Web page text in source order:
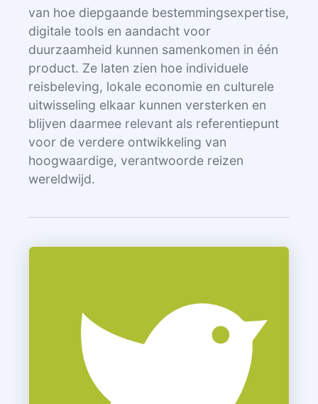
van hoe diepgaande bestemmingsexpertise,
digitale tools en aandacht voor
duurzaamheid kunnen samenkomen in één
product. Ze laten zien hoe individuele
reisbeleving, lokale economie en culturele
uitwisseling elkaar kunnen versterken en
blijven daarmee relevant als referentiepunt
voor de verdere ontwikkeling van
hoogwaardige, verantwoorde reizen
wereldwijd.